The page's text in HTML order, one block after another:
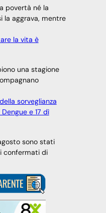
povertà né la
la aggrava, mentre
la vita è
una stagione
sorveglianza
e 17 dì
sono stati
confermati di